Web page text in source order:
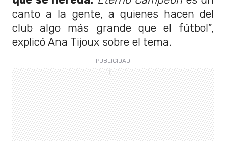
canto a la gente, a quienes hacen del
club algo más grande que el fútbol”,
explicó Ana Tijoux sobre el tema.